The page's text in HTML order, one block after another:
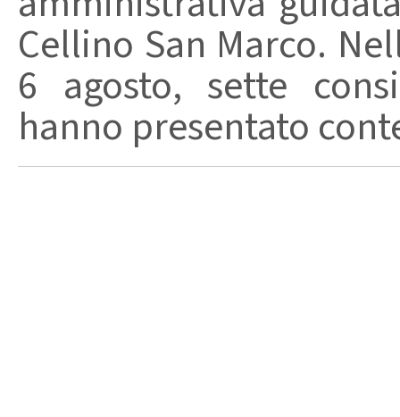
Cellino San Marco.
6 agosto, sette
hanno presentato